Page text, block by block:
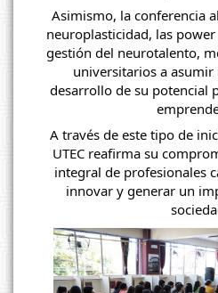
Asimismo, la conferencia
neuroplasticidad, las
gestión del neurotalento,
universitarios a
desarrollo de su potencial
A través de este tipo de
UTEC reafirma su
integral de profesionales
innovar y generar un